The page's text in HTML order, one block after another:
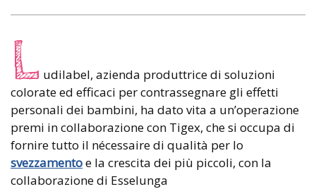
L udilabel, azienda produttrice di soluzioni
colorate ed efficaci per contrassegnare gli effetti
personali dei bambini, ha dato vita a un’operazione
premi in collaborazione con Tigex, che si occupa di
fornire tutto il nécessaire di qualità per lo
svezzamentoe la crescita dei più piccoli, con la
collaborazione di Esselunga